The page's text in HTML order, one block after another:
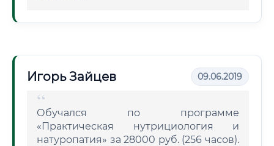
Игорь Зайцев 09.06.2019
Обучался по программе
«Практическая нутрициология и
натуропатия» за 28000 руб. (256 часов).